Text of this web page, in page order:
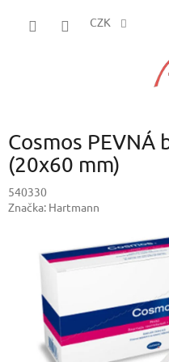
CZK
Cosmos PEVNÁ
(20x60 mm)
540330
Značka: Hartmann